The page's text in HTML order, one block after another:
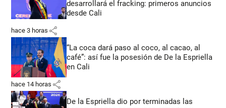
desarrollará el fracking: primeros anuncios
desde Cali
hace 3 horas share
“La coca dará paso al coco, al cacao, al
café”: así fue la posesión de De la Espriella
en Cali
hace 14 horas share
De la Espriella dio por terminadas las